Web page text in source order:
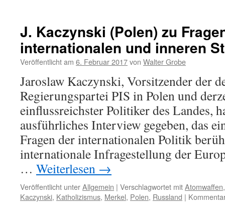
Zusammenhalt
und
das
Verhältnis
Russland
J. Kaczynski (Polen) zu
internationalen und inneren
Veröffentlicht am 6. Februar 2017von Walter Grobe
Jaroslaw Kaczynski, Vorsitzender der
Regierungspartei PIS in Polen und
einflussreichster Politiker des Landes,
ausführliches Interview gegeben, das
Fragen der internationalen Politik
internationale Infragestellung der
… Weiterlesen →
Veröffentlicht unterAllgemein | Verschlagwortet mitAtomwaffen
Kaczynski, Katholizismus, Merkel, Polen, Russland |